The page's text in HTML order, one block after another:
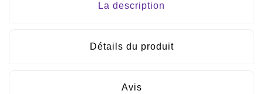
La description
Détails du produit
Avis